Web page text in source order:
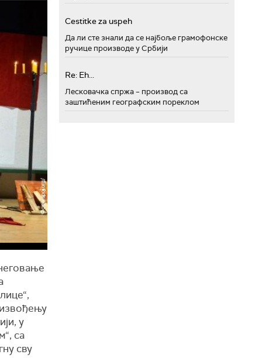
извођењу
у
са
сву
Cestitke za uspeh
Да ли сте знали да се најбоље грамофонске
ручице производе у Србији
Re: Eh...
Лесковачка спржа – производ са
заштићеним географским пореклом